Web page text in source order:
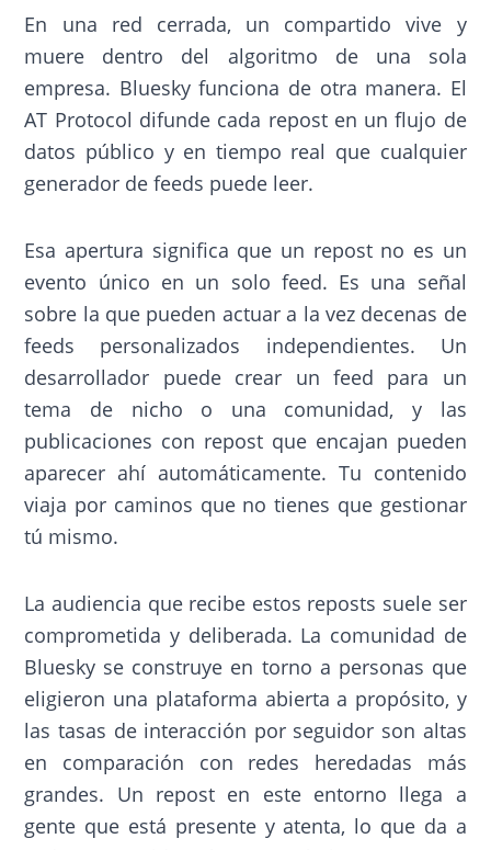
En una red cerrada, un compartido vive y
muere dentro del algoritmo de una sola
empresa. Bluesky funciona de otra manera. El
AT Protocol difunde cada repost en un flujo de
datos público y en tiempo real que cualquier
generador de feeds puede leer.
Esa apertura significa que un repost no es un
evento único en un solo feed. Es una señal
sobre la que pueden actuar a la vez decenas de
feeds personalizados independientes. Un
desarrollador puede crear un feed para un
tema de nicho o una comunidad, y las
publicaciones con repost que encajan pueden
aparecer ahí automáticamente. Tu contenido
viaja por caminos que no tienes que gestionar
tú mismo.
La audiencia que recibe estos reposts suele ser
comprometida y deliberada. La comunidad de
Bluesky se construye en torno a personas que
eligieron una plataforma abierta a propósito, y
las tasas de interacción por seguidor son altas
en comparación con redes heredadas más
grandes. Un repost en este entorno llega a
gente que está presente y atenta, lo que da a